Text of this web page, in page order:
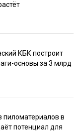
КБК построит
основы за 3 млрд
пиломатериалов в
потенциал для